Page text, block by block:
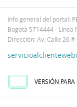
Info general del portal:
Bogotá 5714444 - Línea
Dirección: Av. Calle 26 #
VERSIÓN